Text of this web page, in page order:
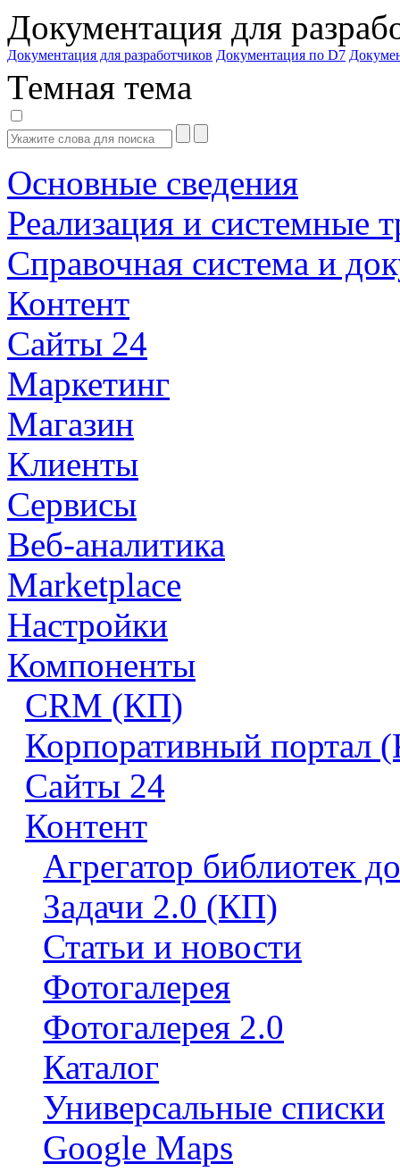
Документация для
Документация для разработчиков Документация по D7
Темная тема
Основные сведения
Реализация и системные
Справочная система и
Контент
Сайты 24
Маркетинг
Магазин
Клиенты
Сервисы
Веб-аналитика
Marketplace
Настройки
Компоненты
CRM (КП)
Корпоративный портал
Сайты 24
Контент
Агрегатор библиотек
Задачи 2.0 (КП)
Статьи и новости
Фотогалерея
Фотогалерея 2.0
Каталог
Универсальные списки
Google Maps